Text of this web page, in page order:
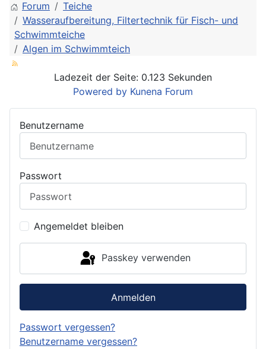
Forum
Teiche
Wasseraufbereitung, Filtertechnik für Fisch- und
Schwimmteiche
Algen im Schwimmteich
Ladezeit der Seite: 0.123 Sekunden
Powered by Kunena Forum
Benutzername
Passwort
Angemeldet bleiben
Passkey verwenden
Anmelden
Passwort vergessen?
Benutzername vergessen?